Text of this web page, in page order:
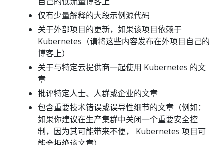
仅有少量解释的大段示例源代码
关于外部项目的更新，如果该项目依赖于
Kubernetes（请将这些内容发布在外项目自己的
博客上）
关于与特定云提供商一起使用 Kubernetes 的文
章
批评特定人士、人群或企业的文章
包含重要技术错误或误导性细节的文章（例如：
如果你建议在生产集群中关闭一个重要安全控
制，因为其可能带来不便， Kubernetes 项目可